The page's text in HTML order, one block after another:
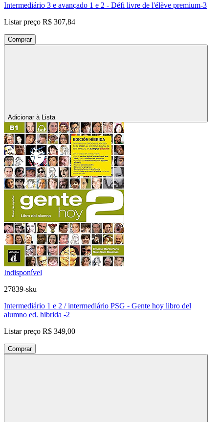
Intermediário 3 e avançado 1 e 2 - Défi livre de l'élève premium-3
Listar preço R$ 307,84
Comprar
Adicionar à Lista
Indisponível
27839-sku
Intermediário 1 e 2 / intermediário PSG - Gente hoy libro del
alumno ed. hibrida -2
Listar preço R$ 349,00
Comprar